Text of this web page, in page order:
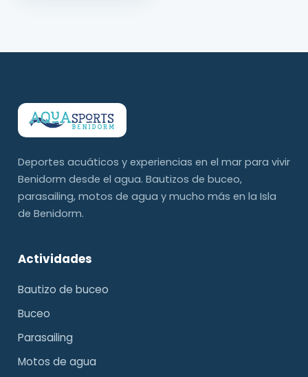
Deportes acuáticos y experiencias en el mar para vivir
Benidorm desde el agua. Bautizos de buceo,
parasailing, motos de agua y mucho más en la Isla
de Benidorm.
Actividades
Bautizo de buceo
Buceo
Parasailing
Motos de agua